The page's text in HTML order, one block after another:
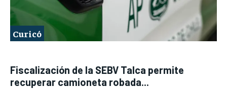
Curicó
Fiscalización de la SEBV Talca permite
recuperar camioneta robada...